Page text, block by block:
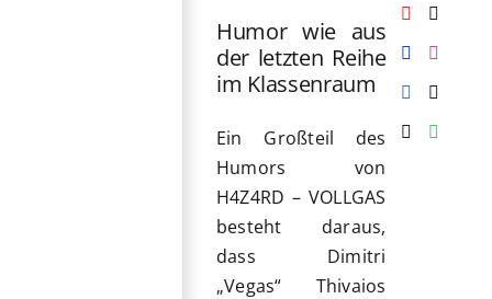
Humor wie aus
der letzten Reihe
im Klassenraum
Ein Großteil des
Humors von
H4Z4RD – VOLLGAS
besteht daraus,
dass Dimitri
„Vegas“ Thivaios